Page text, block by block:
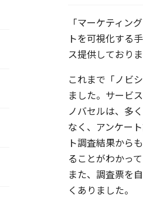
「マーケティン
トを可視化する
ス提供しておりま
これまで「ノビ
ました。サービ
ノバセルは、多
なく、アンケー
ト調査結果から
ることがわかっ
また、調査票を
くありました。